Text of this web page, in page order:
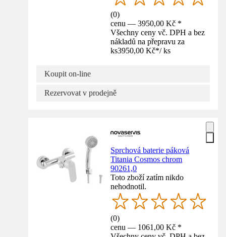
(0)
cenu — 3950,00 Kč *
Všechny ceny vč. DPH a bez
nákladů na přepravu za
ks3950,00 Kč*/ ks
Koupit on-line
Rezervovat v prodejně
Sprchová baterie páková
Titania Cosmos chrom
90261,0
Toto zboží zatím nikdo
nehodnotil.
(0)
cenu — 1061,00 Kč *